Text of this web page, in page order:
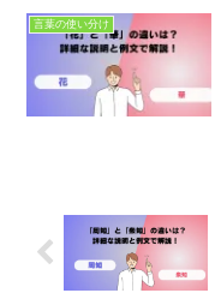
言葉の使い分け